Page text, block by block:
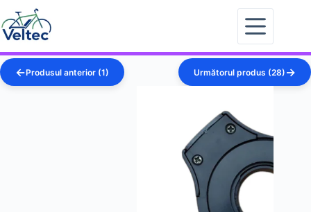
la
conținut
Produsul anterior (1) Următorul produs (28)